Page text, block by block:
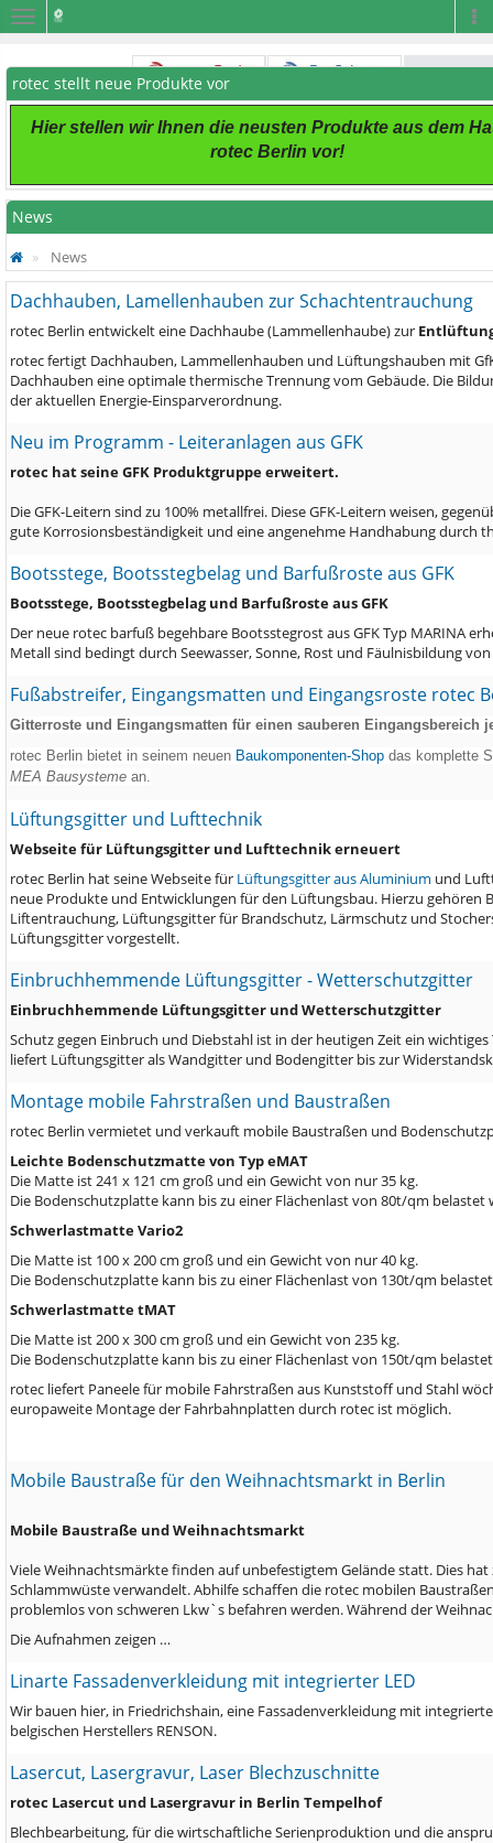
Navigation
rotec stellt neue Produkte vor
Hier stellen wir Ihnen die neusten Produkte aus dem
rotec Berlin vor!
News
News
Dachhauben, Lamellenhauben zur Schachtentrauchung
rotec Berlin entwickelt eine Dachhaube (Lammellenhaube) zur
rotec fertigt Dachhauben, Lammellenhauben und Lüftungshauben mit
Dachhauben eine optimale thermische Trennung vom Gebäude. Die
der aktuellen Energie-Einsparverordnung.
Neu im Programm - Leiteranlagen aus GFK
rotec hat seine GFK Produktgruppe erweitert.
Die GFK-Leitern sind zu 100% metallfrei. Diese GFK-Leitern weisen,
gute Korrosionsbeständigkeit und eine angenehme Handhabung durch
Bootsstege, Bootsstegbelag und Barfußroste aus GFK
Bootsstege, Bootsstegbelag und Barfußroste aus GFK
Der neue rotec barfuß begehbare Bootsstegrost aus GFK Typ MARINA
Metall sind bedingt durch Seewasser, Sonne, Rost und Fäulnisbildung
Fußabstreifer, Eingangsmatten und Eingangsroste rotec
Gitterroste und Eingangsmatten für einen sauberen Eingangsbereich
rotec Berlin bietet in seinem neuen Baukomponenten-Shop das komplette
MEA Bausysteme an.
Lüftungsgitter und Lufttechnik
Webseite für Lüftungsgitter und Lufttechnik erneuert
rotec Berlin hat seine Webseite für Lüftungsgitter aus Aluminium und
neue Produkte und Entwicklungen für den Lüftungsbau. Hierzu
Liftentrauchung, Lüftungsgitter für Brandschutz, Lärmschutz und
Lüftungsgitter vorgestellt.
Einbruchhemmende Lüftungsgitter - Wetterschutzgitter
Einbruchhemmende Lüftungsgitter und Wetterschutzgitter
Schutz gegen Einbruch und Diebstahl ist in der heutigen Zeit ein
liefert Lüftungsgitter als Wandgitter und Bodengitter bis zur
Montage mobile Fahrstraßen und Baustraßen
rotec Berlin vermietet und verkauft mobile Baustraßen und
Leichte Bodenschutzmatte von Typ eMAT
Die Matte ist 241 x 121 cm groß und ein Gewicht von nur 35 kg.
Die Bodenschutzplatte kann bis zu einer Flächenlast von 80t/qm belastet
Schwerlastmatte Vario2
Die Matte ist 100 x 200 cm groß und ein Gewicht von nur 40 kg.
Die Bodenschutzplatte kann bis zu einer Flächenlast von 130t/qm
Schwerlastmatte tMAT
Die Matte ist 200 x 300 cm groß und ein Gewicht von 235 kg.
Die Bodenschutzplatte kann bis zu einer Flächenlast von 150t/qm
rotec liefert Paneele für mobile Fahrstraßen aus Kunststoff und Stahl
europaweite Montage der Fahrbahnplatten durch rotec ist möglich.
Mobile Baustraße für den Weihnachtsmarkt in Berlin
Mobile Baustraße und Weihnachtsmarkt
Viele Weihnachtsmärkte finden auf unbefestigtem Gelände statt. Dies
Schlammwüste verwandelt. Abhilfe schaffen die rotec mobilen
problemlos von schweren Lkw`s befahren werden. Während der
Die Aufnahmen zeigen …
Linarte Fassadenverkleidung mit integrierter LED
Wir bauen hier, in Friedrichshain, eine Fassadenverkleidung mit
belgischen Herstellers RENSON.
Lasercut, Lasergravur, Laser Blechzuschnitte
rotec Lasercut und Lasergravur in Berlin Tempelhof
Blechbearbeitung, für die wirtschaftliche Serienproduktion und die